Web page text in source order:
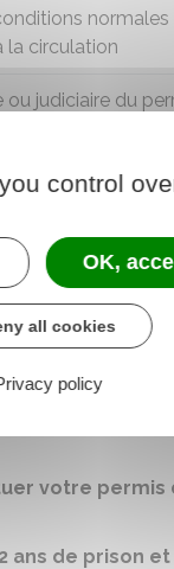
du permis de
normales
la circulation
judiciaire du
personne
votre permis
2 ans de prison et
control
OK,
all cookies
policy